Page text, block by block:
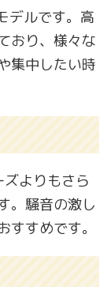
デルです。高
おり、様々な
集中したい時
よりもさら
。騒音の激し
すめです。